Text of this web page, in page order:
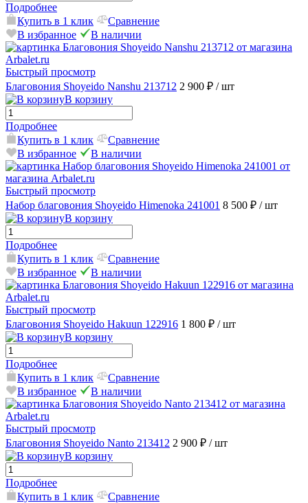
Подробнее
Купить в 1 клик
Сравнение
В избранное
В наличии
Быстрый просмотр
Благовония Shoyeido Nanshu 213712 2 900 ₽ / шт
В корзину
Подробнее
Купить в 1 клик
Сравнение
В избранное
В наличии
Быстрый просмотр
Набор благовония Shoyeido Himenoka 241001 8 500 ₽ / шт
В корзину
Подробнее
Купить в 1 клик
Сравнение
В избранное
В наличии
Быстрый просмотр
Благовония Shoyeido Hakuun 122916 1 800 ₽ / шт
В корзину
Подробнее
Купить в 1 клик
Сравнение
В избранное
В наличии
Быстрый просмотр
Благовония Shoyeido Nanto 213412 2 900 ₽ / шт
В корзину
Подробнее
Купить в 1 клик
Сравнение